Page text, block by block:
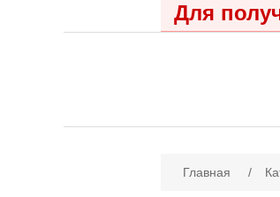
Для
Главная /